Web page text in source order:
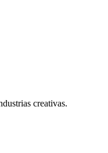
creativas.